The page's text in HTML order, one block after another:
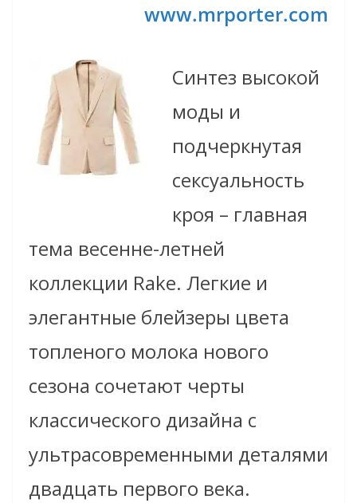
www.mrporter.com
Синтез высокой
моды и
подчеркнутая
сексуальность
кроя – главная
тема весенне-летней
коллекции Rake. Легкие и
элегантные блейзеры цвета
топленого молока нового
сезона сочетают черты
классического дизайна с
ультрасовременными деталями
двадцать первого века.